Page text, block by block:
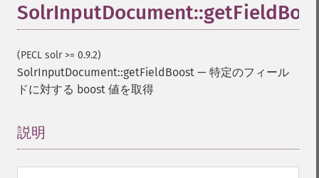
(PECL solr >= 0.9.2)
SolrInputDocument::getFieldBoost — 特定のフィール
ドに対する boost 値を取得
説明